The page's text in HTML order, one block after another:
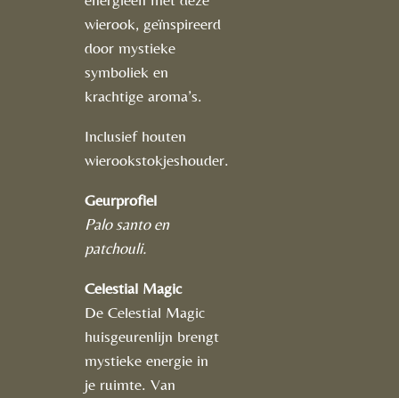
wierook, geïnspireerd
door mystieke
symboliek en
krachtige aroma’s.
Inclusief houten
wierookstokjeshouder.
Geurprofiel
Palo santo en
patchouli.
Celestial Magic
De Celestial Magic
huisgeurenlijn brengt
mystieke energie in
je ruimte. Van